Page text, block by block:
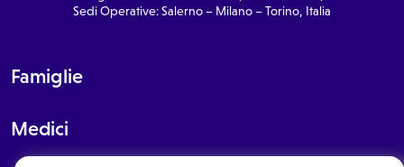
Sedi Operative: Salerno – Milano – Torino, Italia
Famiglie
Medici